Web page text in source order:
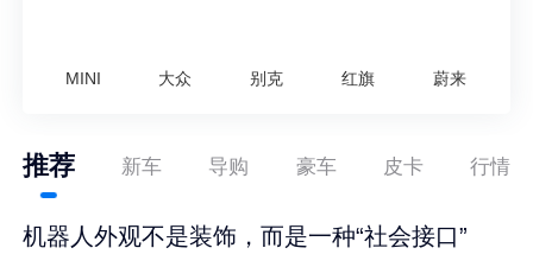
MINI 大众 别克 红旗 蔚来
推荐 新车 导购 豪车 皮卡 行情
机器人外观不是装饰，而是一种“社会接口”